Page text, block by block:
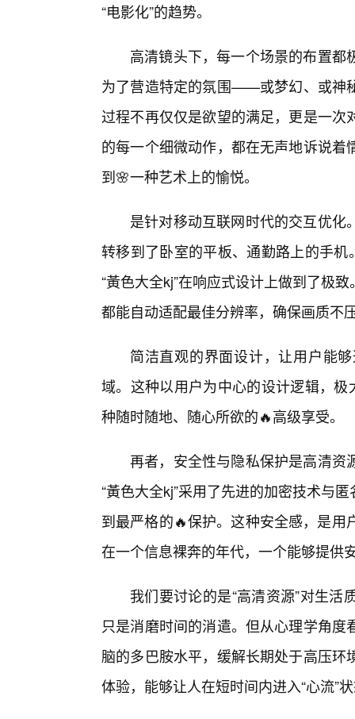
“电影化”的趋势。
高清镜头下，每一个场景的布置
为了营造特定的氛围——或梦幻、或神
过程不再仅仅是欲望的满足，更是一
的每一个细微动作，都在无声地诉说
到🌸一种艺术上的愉悦。
是针对移动互联网时代的交互优
转移到了卧室的平板、通勤路上的手
“黃色大全kj”在响应式设计上做到了极
都能自动适配最佳分辨率，确保画质不
简洁直观的界面设计，让用户能
域。这种以用户为中心的设计逻辑，
种随时随地、随心所欲的🔥高级享受。
再者，安全性与隐私保护是高清资
“黃色大全kj”采用了先进的加密技术与
到最严格的🔥保护。这种安全感，是
在一个信息裸奔的年代，一个能够提供
我们要讨论的是“高清资源”对生
只是消磨时间的消遣。但从心理学角
脑的多巴胺水平，缓解长期处于高压
体验，能够让人在短时间内进入“心流”